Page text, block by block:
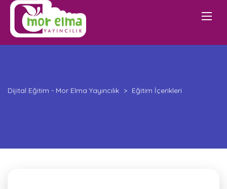
Dijital Eğitim - Mor Elma Yayıncılık > Eğitim İçerikleri